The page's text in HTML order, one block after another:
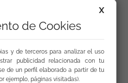
por descubrir. Es mucho
es una constante. Al
con tres activistas de
Guinea Bissau y
sentido, también,
de la bestia’ con la
X
de Cookies
y de terceros para analizar el uso
publicidad relacionada con tu
de un perfil elaborado a partir de tu
ejemplo, páginas visitadas).